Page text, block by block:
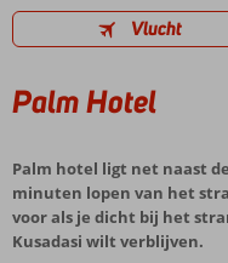
Vlucht
Palm Hotel
Palm hotel ligt net naast
minuten lopen van het
voor als je dicht bij het
Kusadasi wilt verblijven.